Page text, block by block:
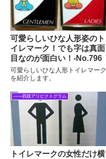
可愛らしいひな人形姿のト
イレマーク！でも字は真面
目なのが面白い！‐No.796
可愛らしいひな人形トイレマーク
を紹介します。
――四肢アリピクトグラム
トイレマークの女性だけ横